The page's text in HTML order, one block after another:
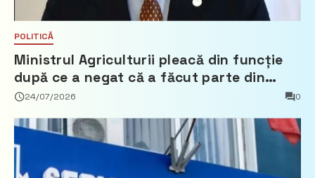
POLITICĂ
Ministrul Agriculturii pleacă din funcție
după ce a negat că a făcut parte din
Partidul Democrat
24/07/2026 0